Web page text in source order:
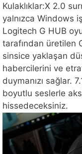
Kulaklıklar:X 2.0
yalnızca Windows
Logitech G HUB
tarafından üretilen
sinsice yaklaşan
habercilerini ve
duymanızı sağlar.
boyutlu seslerle
hissedeceksiniz.